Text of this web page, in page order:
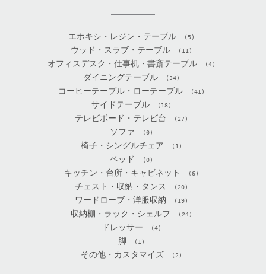
エポキシ・レジン・テーブル (5)
ウッド・スラブ・テーブル (11)
オフィスデスク・仕事机・書斎テーブル (4)
ダイニングテーブル (34)
コーヒーテーブル・ローテーブル (41)
サイドテーブル (18)
テレビボード・テレビ台 (27)
ソファ (0)
椅子・シングルチェア (1)
ベッド (0)
キッチン・台所・キャビネット (6)
チェスト・収納・タンス (20)
ワードローブ・洋服収納 (19)
収納棚・ラック・シェルフ (24)
ドレッサー (4)
脚 (1)
その他・カスタマイズ (2)